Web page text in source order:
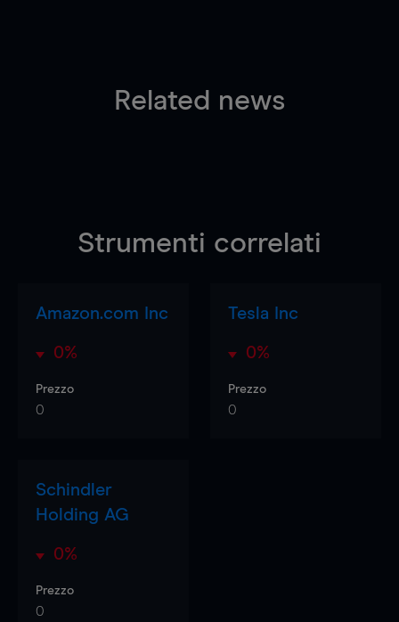
Related news
Strumenti correlati
Amazon.com Inc
0%
Prezzo
0
Tesla Inc
0%
Prezzo
0
Schindler
Holding AG
0%
Prezzo
0